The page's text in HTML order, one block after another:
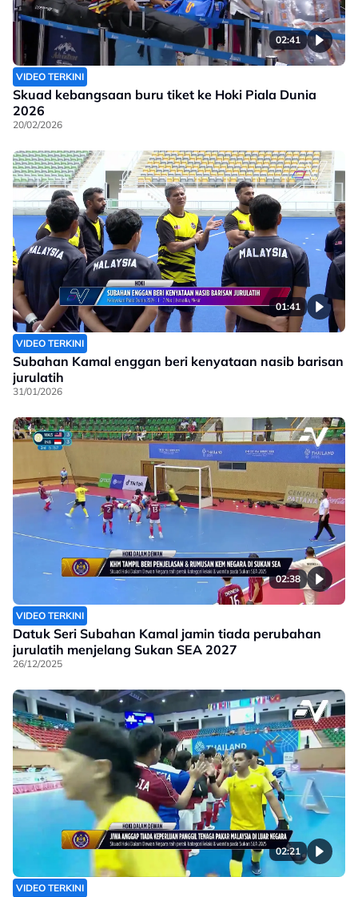
02:41
VIDEO TERKINI
Skuad kebangsaan buru tiket ke Hoki Piala Dunia
2026
20/02/2026
01:41
VIDEO TERKINI
Subahan Kamal enggan beri kenyataan nasib barisan
jurulatih
31/01/2026
02:38
VIDEO TERKINI
Datuk Seri Subahan Kamal jamin tiada perubahan
jurulatih menjelang Sukan SEA 2027
26/12/2025
02:21
VIDEO TERKINI